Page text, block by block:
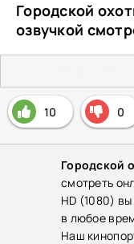
Городской
озвучкой
10 0
Городской
смотреть
HD (1080)
в любое
Наш